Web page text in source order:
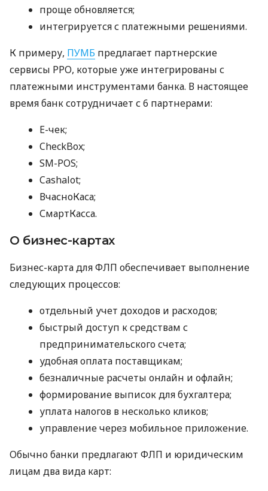
проще обновляется;
интегрируется с платежными решениями.
К примеру, ПУМБ предлагает партнерские
сервисы РРО, которые уже интегрированы с
платежными инструментами банка. В настоящее
время банк сотрудничает с 6 партнерами:
E-чек;
CheckBox;
SM-POS;
Cashalot;
ВчасноКаса;
СмартКасса.
О бизнес-картах
Бизнес-карта для ФЛП обеспечивает выполнение
следующих процессов:
отдельный учет доходов и расходов;
быстрый доступ к средствам с
предпринимательского счета;
удобная оплата поставщикам;
безналичные расчеты онлайн и офлайн;
формирование выписок для бухгалтера;
уплата налогов в несколько кликов;
управление через мобильное приложение.
Обычно банки предлагают ФЛП и юридическим
лицам два вида карт: